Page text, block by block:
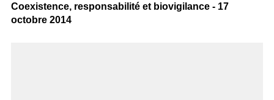
Coexistence, responsabilité et biovigilance - 17
octobre 2014